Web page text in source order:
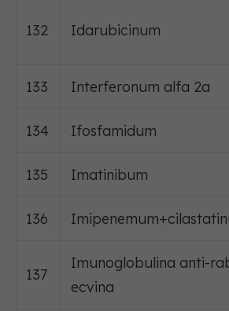
132 Idarubicinum
133 Interferonum alfa 2a
134 Ifosfamidum
135 Imatinibum
136
137
Imunoglobulina anti-
ecvina